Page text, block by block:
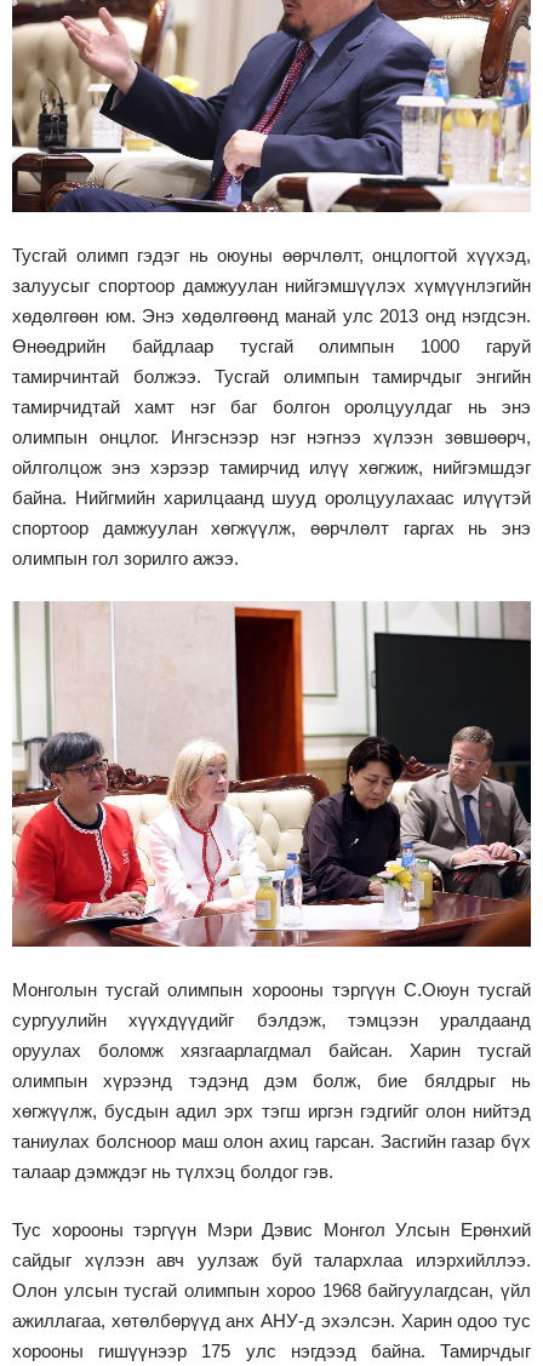
Тусгай олимп гэдэг нь оюуны өөрчлөлт, онцлогтой хүүхэд,
залуусыг спортоор дамжуулан нийгэмшүүлэх хүмүүнлэгийн
хөдөлгөөн юм. Энэ хөдөлгөөнд манай улс 2013 онд нэгдсэн.
Өнөөдрийн байдлаар тусгай олимпын 1000 гаруй
тамирчинтай болжээ. Тусгай олимпын тамирчдыг энгийн
тамирчидтай хамт нэг баг болгон оролцуулдаг нь энэ
олимпын онцлог. Ингэснээр нэг нэгнээ хүлээн зөвшөөрч,
ойлголцож энэ хэрээр тамирчид илүү хөгжиж, нийгэмшдэг
байна. Нийгмийн харилцаанд шууд оролцуулахаас илүүтэй
спортоор дамжуулан хөгжүүлж, өөрчлөлт гаргах нь энэ
олимпын гол зорилго ажээ.
Монголын тусгай олимпын хорооны тэргүүн С.Оюун тусгай
сургуулийн хүүхдүүдийг бэлдэж, тэмцээн уралдаанд
оруулах боломж хязгаарлагдмал байсан. Харин тусгай
олимпын хүрээнд тэдэнд дэм болж, бие бялдрыг нь
хөгжүүлж, бусдын адил эрх тэгш иргэн гэдгийг олон нийтэд
таниулах болсноор маш олон ахиц гарсан. Засгийн газар бүх
талаар дэмждэг нь түлхэц болдог гэв.
Тус хорооны тэргүүн Мэри Дэвис Монгол Улсын Ерөнхий
сайдыг хүлээн авч уулзаж буй талархлаа илэрхийллээ.
Олон улсын тусгай олимпын хороо 1968 байгуулагдсан, үйл
ажиллагаа, хөтөлбөрүүд анх АНУ-д эхэлсэн. Харин одоо тус
хорооны гишүүнээр 175 улс нэгдээд байна. Тамирчдыг